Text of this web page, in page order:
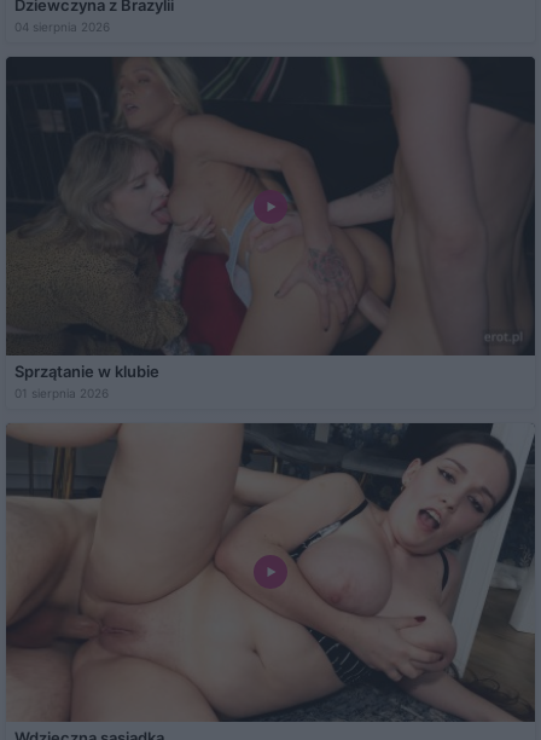
Dziewczyna z Brazylii
04 sierpnia 2026
Sprzątanie w klubie
01 sierpnia 2026